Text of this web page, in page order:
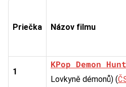
Priečka Názov filmu
1
KPop Demon
Lovkyně démonů) (